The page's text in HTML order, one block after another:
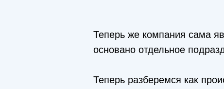
Теперь же компания сама
основано отдельное
Теперь разберемся как